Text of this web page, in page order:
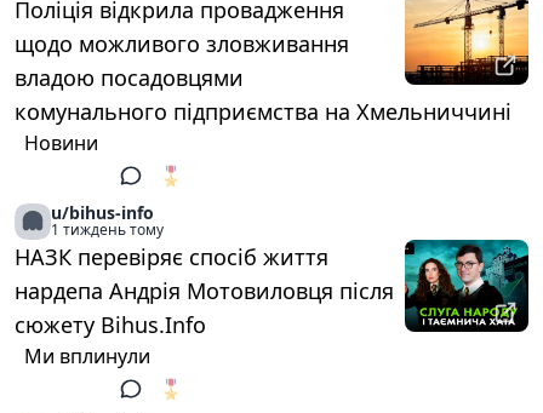
Поліція відкрила провадження
щодо можливого зловживання
владою посадовцями
комунального підприємства на Хмельниччині
Новини
🎖️
u/bihus-info
1 тиждень тому
НАЗК перевіряє спосіб життя
нардепа Андрія Мотовиловця після
сюжету Bihus.Info
Ми вплинули
🎖️